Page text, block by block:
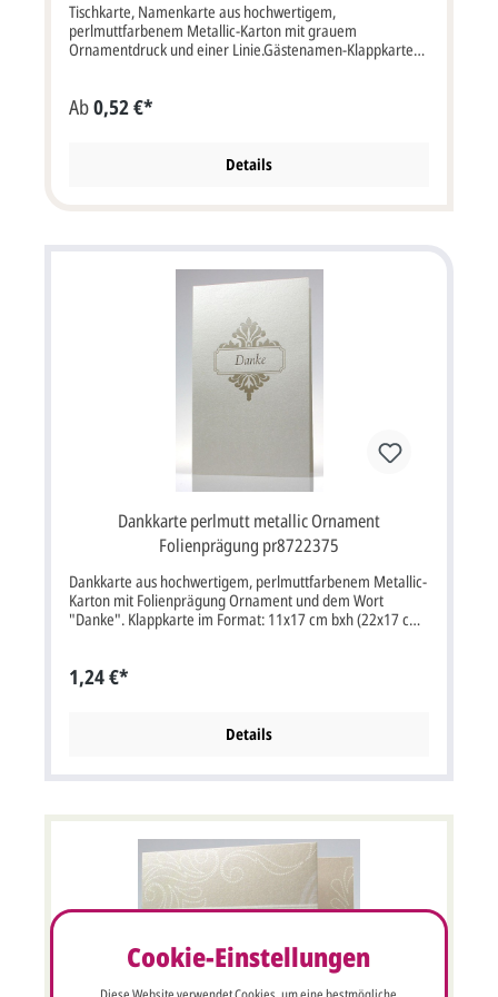
Tischkarte, Namenkarte aus hochwertigem,
perlmuttfarbenem Metallic-Karton mit grauem
Ornamentdruck und einer Linie.Gästenamen-Klappkarte
Gastnamen bei dieser Karte ist braun, grau oder schwarz.
Ab0,52 €*
Details
Dankkarte perlmutt metallic Ornament
Folienprägung pr8722375
Dankkarte aus hochwertigem, perlmuttfarbenem Metallic-
Karton mit Folienprägung Ornament und dem Wort
"Danke". Klappkarte im Format: 11x17 cm bxh (22x17 cm
Ihre gewünschte Druckfarbe können Sie am Ende der
Bestellung bei der Kasse als Bemerkung mit angeben.
1,24 €*
Details
Cookie-Einstellungen